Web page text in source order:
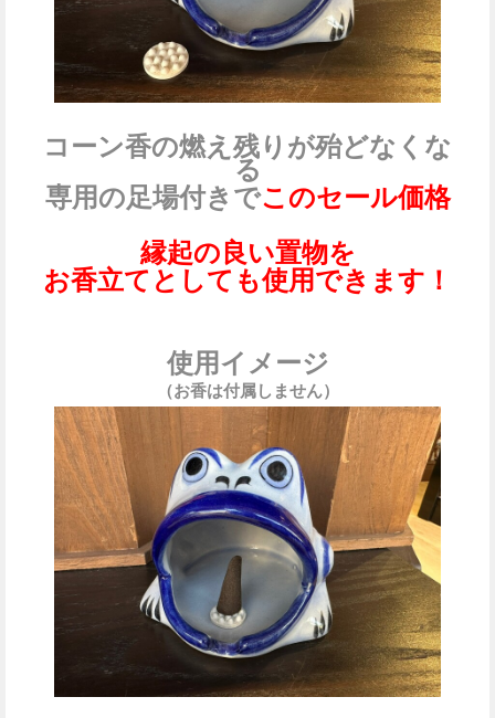
コーン香の燃え残りが殆どなくな
る
専用の足場付きでこのセール価格
縁起の良い置物を
お香立てとしても使用できます！
使用イメージ
（お香は付属しません）